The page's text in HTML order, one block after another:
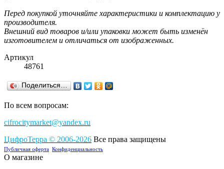
Перед покупкой уточняйте характеристики и комплектацию у
производителя.
Внешний вид товаров и/или упаковки может быть изменён
изготовителем и отличаться от изображенных.
Артикул
48761
Поделиться…
По всем вопросам:
cifrocitymarket@yandex.ru
ЦифроТерра © 2006-2026 Все права защищены
Публичная оферта Конфиденциальность
О магазине